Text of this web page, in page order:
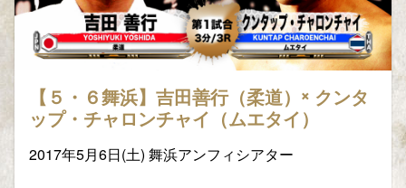
【５・６舞浜】吉田善行（柔道）× クンタ
ップ・チャロンチャイ（ムエタイ）
2017年5月6日(土) 舞浜アンフィシアター